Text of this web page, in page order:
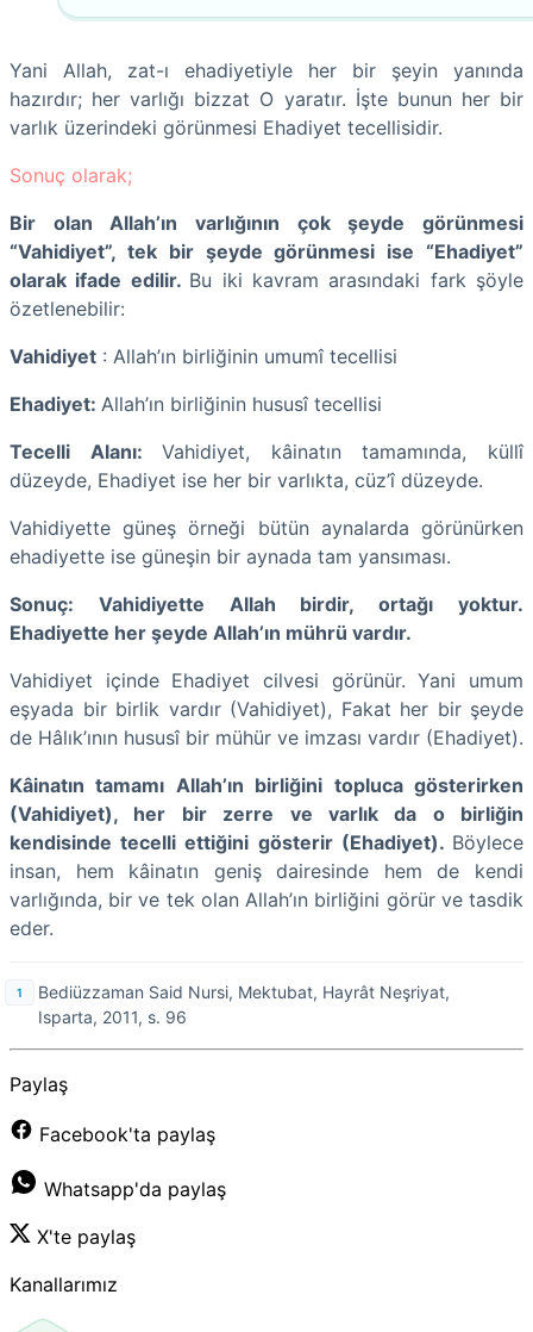
Yani Allah, zat-ı ehadiyetiyle her bir şeyin yanında
hazırdır; her varlığı bizzat O yaratır. İşte bunun her bir
varlık üzerindeki görünmesi Ehadiyet tecellisidir.
Sonuç olarak;
Bir olan Allah’ın varlığının çok şeyde görünmesi
“Vahidiyet”, tek bir şeyde görünmesi ise “Ehadiyet”
olarak ifade edilir. Bu iki kavram arasındaki fark şöyle
özetlenebilir:
Vahidiyet : Allah’ın birliğinin umumî tecellisi
Ehadiyet: Allah’ın birliğinin hususî tecellisi
Tecelli Alanı:Vahidiyet, kâinatın tamamında, küllî
düzeyde, Ehadiyet ise her bir varlıkta, cüz’î düzeyde.
Vahidiyette güneş örneği bütün aynalarda görünürken
ehadiyette ise güneşin bir aynada tam yansıması.
Sonuç: Vahidiyette Allah birdir, ortağı yoktur.
Ehadiyette her şeyde Allah’ın mührü vardır.
Vahidiyet içinde Ehadiyet cilvesi görünür. Yani umum
eşyada bir birlik vardır (Vahidiyet), Fakat her bir şeyde
de Hâlık’ının hususî bir mühür ve imzası vardır (Ehadiyet).
Kâinatın tamamı Allah’ın birliğini topluca gösterirken
(Vahidiyet), her bir zerre ve varlık da o birliğin
kendisinde tecelli ettiğini gösterir (Ehadiyet). Böylece
insan, hem kâinatın geniş dairesinde hem de kendi
varlığında, bir ve tek olan Allah’ın birliğini görür ve tasdik
eder.
Bediüzzaman Said Nursi, Mektubat, Hayrât Neşriyat,
Isparta, 2011, s. 96
Paylaş
Facebook'ta paylaş
Whatsapp'da paylaş
X'te paylaş
Kanallarımız